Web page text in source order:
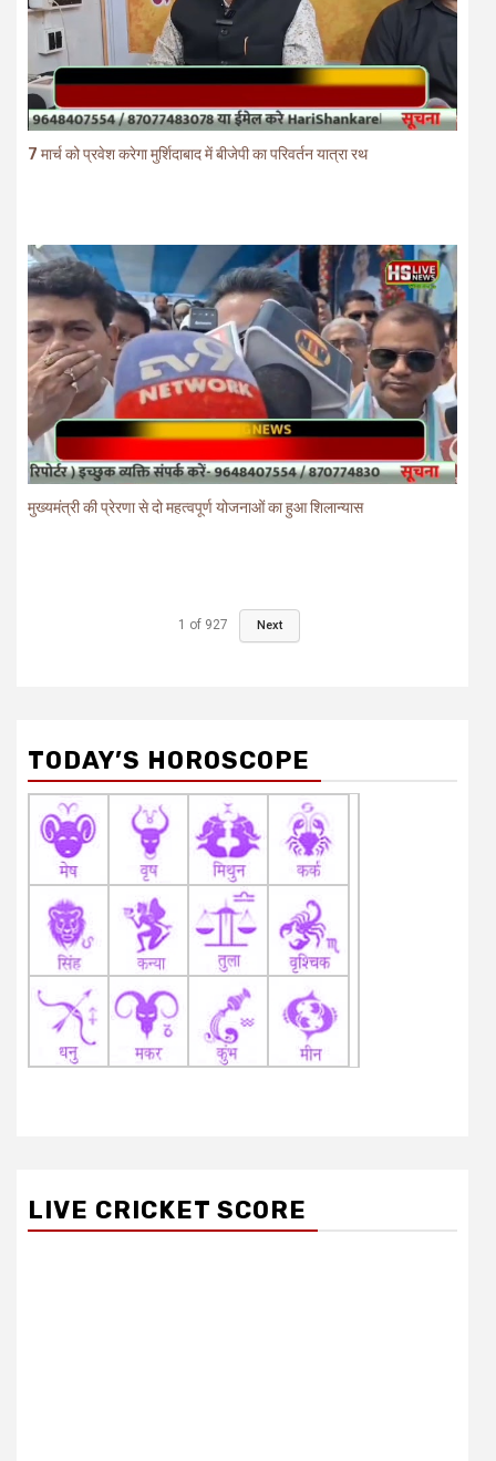
7 मार्च को प्रवेश करेगा मुर्शिदाबाद में बीजेपी का परिवर्तन यात्रा रथ
मुख्यमंत्री की प्रेरणा से दो महत्वपूर्ण योजनाओं का हुआ शिलान्यास
1 of 927 Next
TODAY’S HOROSCOPE
LIVE CRICKET SCORE